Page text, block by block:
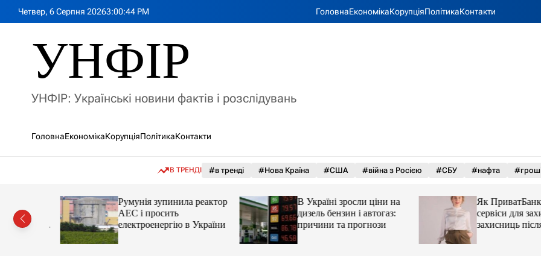
Четвер, 6 Серпня 20263:00:46 PM ГоловнаЕкономікаКорупціяПолітикаКонтакти
УНФІР
УНФІР: Українські новини фактів і розслідувань
ГоловнаЕкономікаКорупціяПолітикаКонтакти
В ТРЕНДІ #в тренді #Нова Країна #США #війна з Росією #СБУ #нафта
цін і
Румунія зупинила реактор
АЕС і просить
електроенергію в України
В Україні зросли ціни на
дизель бензин і автогаз:
причини та прогнози
Як ПриватБанк
сервіси для
захисниць після